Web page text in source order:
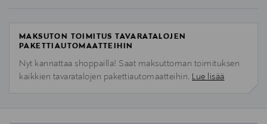
MAKSUTON TOIMITUS TAVARATALOJEN
PAKETTIAUTOMAATTEIHIN
Nyt kannattaa shoppailla! Saat maksuttoman toimituksen
kaikkien tavaratalojen pakettiautomaatteihin. Lue lisää